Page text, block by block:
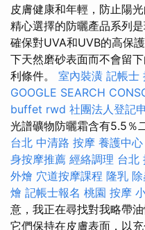
皮膚健康和年輕，防止陽
精心選擇的防曬產品系列
確保對UVA和UVB的高保
下天然磨砂表面而不會留
利條件。 室內裝潢 記帳士
GOOGLE SEARCH
buffet rwd 社團法人登記
光譜礦物防曬霜含有5.5％
台北 中清路 按摩 養護中心
身按摩推薦 經絡調理 台北
外燴 穴道按摩課程 隆乳
燴 記帳士報名 桃園 按摩
意，我正在尋找對我略帶
它們保持在皮膚表面，以